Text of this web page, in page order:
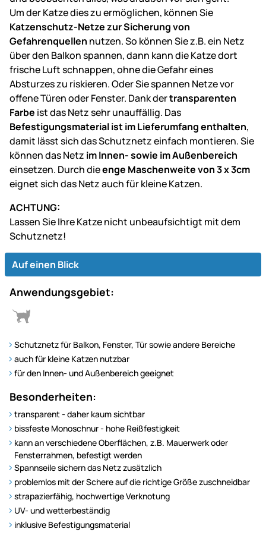
Um der Katze dies zu ermöglichen, können Sie
Katzenschutz-Netze zur Sicherung von
Gefahrenquellen nutzen. So können Sie z.B. ein Netz
über den Balkon spannen, dann kann die Katze dort
frische Luft schnappen, ohne die Gefahr eines
Absturzes zu riskieren. Oder Sie spannen Netze vor
offene Türen oder Fenster. Dank dertransparenten
Farbe ist das Netz sehr unauffällig. Das
Befestigungsmaterial ist im Lieferumfang enthalten,
damit lässt sich das Schutznetz einfach montieren. Sie
können das Netz im Innen- sowie im Außenbereich
einsetzen. Durch dieenge Maschenweite von 3 x 3cm
eignet sich das Netz auch für kleine Katzen.
ACHTUNG:
Lassen Sie Ihre Katze nicht unbeaufsichtigt mit dem
Schutznetz!
Auf einen Blick
Anwendungsgebiet:
Schutznetz für Balkon, Fenster, Tür sowie andere Bereiche
auch für kleine Katzen nutzbar
für den Innen- und Außenbereich geeignet
Besonderheiten:
transparent - daher kaum sichtbar
bissfeste Monoschnur - hohe Reißfestigkeit
kann an verschiedene Oberflächen, z.B. Mauerwerk oder
Fensterrahmen, befestigt werden
Spannseile sichern das Netz zusätzlich
problemlos mit der Schere auf die richtige Größe zuschneidbar
strapazierfähig, hochwertige Verknotung
UV- und wetterbeständig
inklusive Befestigungsmaterial